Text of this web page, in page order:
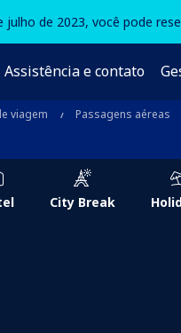
julho de 2023, você pode
Assistência e contato
viagem Passagens aéreas
City Break